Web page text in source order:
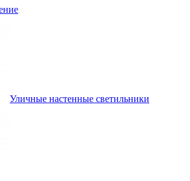
Уличные настенные светильники